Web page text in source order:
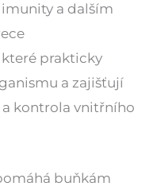
a dalším
prakticky
a zajišťují
kontrola vnitřního
buňkám